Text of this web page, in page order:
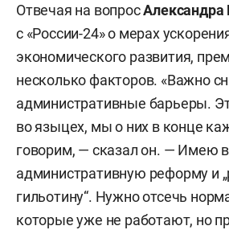
Отвечая на вопросАлександра
с «России-24» о мерах
экономического развития,
несколько факторов. «Важно
административные барьеры.
во языцех, мы о них в конце
говорим, — сказал он. — Имею
административную реформу и
гильотину“. Нужно отсечь
которые уже не работают, но